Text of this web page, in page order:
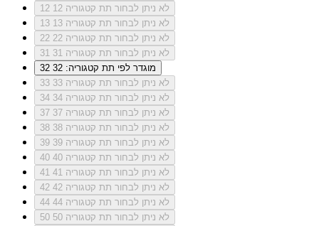
12
לא ניתן לבחור תת קטגוריה 12
13
לא ניתן לבחור תת קטגוריה 13
22
לא ניתן לבחור תת קטגוריה 22
31
לא ניתן לבחור תת קטגוריה 31
32
מוגדר לפי תת קטגוריה: 32
33
לא ניתן לבחור תת קטגוריה 33
34
לא ניתן לבחור תת קטגוריה 34
37
לא ניתן לבחור תת קטגוריה 37
38
לא ניתן לבחור תת קטגוריה 38
39
לא ניתן לבחור תת קטגוריה 39
40
לא ניתן לבחור תת קטגוריה 40
41
לא ניתן לבחור תת קטגוריה 41
42
לא ניתן לבחור תת קטגוריה 42
44
לא ניתן לבחור תת קטגוריה 44
50
לא ניתן לבחור תת קטגוריה 50